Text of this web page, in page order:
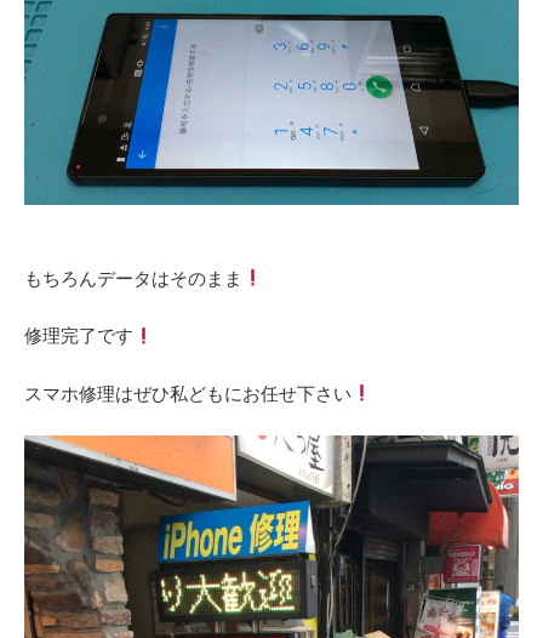
もちろんデータはそのまま
修理完了です
スマホ修理はぜひ私どもにお任せ下さい